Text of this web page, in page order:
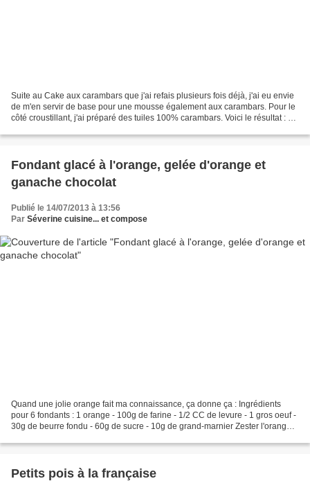
Suite au Cake aux carambars que j'ai refais plusieurs fois déjà, j'ai eu envie
de m'en servir de base pour une mousse également aux carambars. Pour le
côté croustillant, j'ai préparé des tuiles 100% carambars. Voici le résultat : Et
Fondant glacé à l'orange, gelée d'orange et
ganache chocolat
Publié le 14/07/2013 à 13:56
Par Séverine cuisine... et compose
Quand une jolie orange fait ma connaissance, ça donne ça : Ingrédients
pour 6 fondants : 1 orange - 100g de farine - 1/2 CC de levure - 1 gros oeuf -
30g de beurre fondu - 60g de sucre - 10g de grand-marnier Zester l'orange.
Petits pois à la française